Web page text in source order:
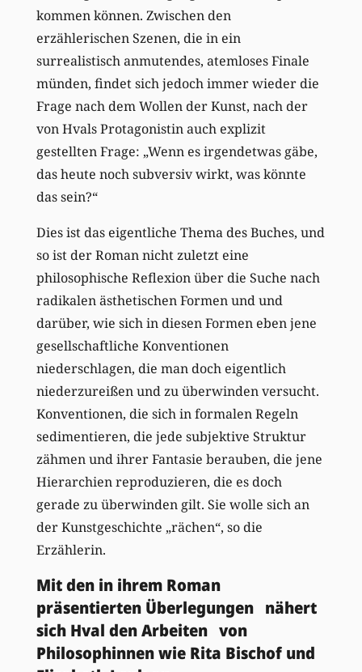
kommen können. Zwischen den
erzählerischen Szenen, die in ein
surrealistisch anmutendes, atemloses Finale
münden, findet sich jedoch immer wieder die
Frage nach dem Wollen der Kunst, nach der
von Hvals Protagonistin auch explizit
gestellten Frage: „Wenn es irgendetwas gäbe,
das heute noch subversiv wirkt, was könnte
das sein?“
Dies ist das eigentliche Thema des Buches, und
so ist der Roman nicht zuletzt eine
philosophische Reflexion über die Suche nach
radikalen ästhetischen Formen und und
darüber, wie sich in diesen Formen eben jene
gesellschaftliche Konventionen
niederschlagen, die man doch eigentlich
niederzureißen und zu überwinden versucht.
Konventionen, die sich in formalen Regeln
sedimentieren, die jede subjektive Struktur
zähmen und ihrer Fantasie berauben, die jene
Hierarchien reproduzieren, die es doch
gerade zu überwinden gilt. Sie wolle sich an
der Kunstgeschichte „rächen“, so die
Erzählerin.
Mit den in ihrem Roman
präsentierten Überlegungen nähert
sich Hval den Arbeiten von
Philosophinnen wie Rita Bischof und